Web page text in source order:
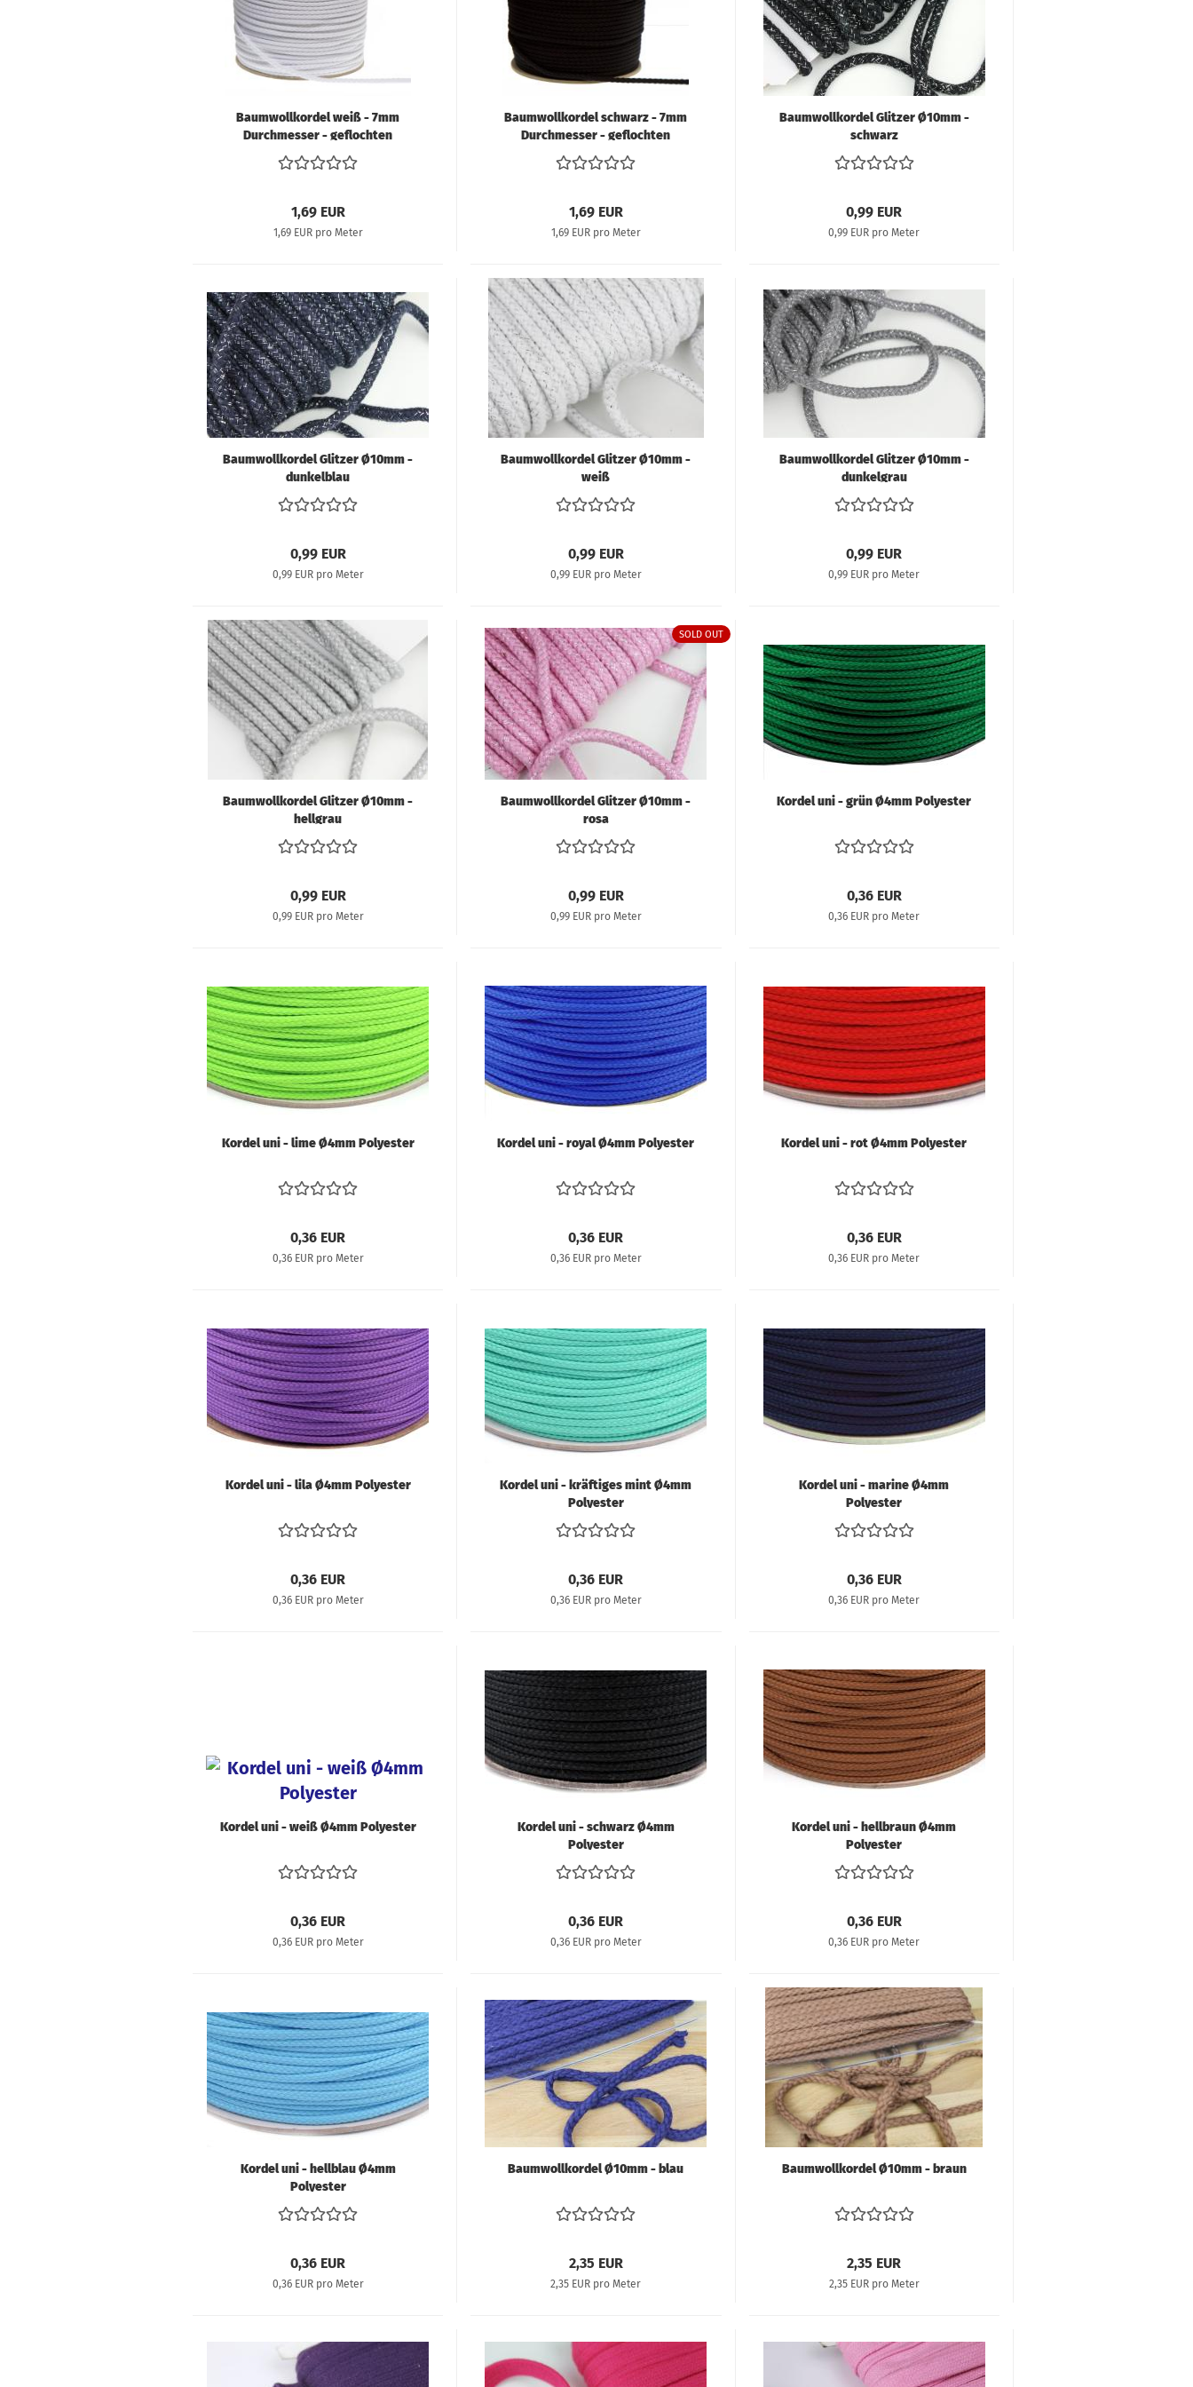
Strickstoffe & Walk
Tüll
Kunstleder &
Volumenvlies und
SnapPap & Co.
Schnittmuster für
Erwachsene
Schnittmuster für
Baumwollkordel weiß - 7mm
Durchmesser - geflochten
1,69 EUR
1,69 EUR pro Meter
Baumwollkordel schwarz - 7mm
Durchmesser - geflochten
1,69 EUR
1,69 EUR pro Meter
Baumwollkordel Glitzer Ø10mm -
schwarz
0,99 EUR
0,99 EUR pro Meter
Baumwollkordel Glitzer Ø10mm -
dunkelblau
0,99 EUR
0,99 EUR pro Meter
Baumwollkordel Glitzer Ø10mm -
weiß
0,99 EUR
0,99 EUR pro Meter
Baumwollkordel Glitzer Ø10mm -
dunkelgrau
0,99 EUR
0,99 EUR pro Meter
Baumwollkordel Glitzer Ø10mm -
hellgrau
0,99 EUR
0,99 EUR pro Meter
SOLD OUT
Baumwollkordel Glitzer Ø10mm -
rosa
0,99 EUR
0,99 EUR pro Meter
Kordel uni - grün Ø4mm Polyester
0,36 EUR
0,36 EUR pro Meter
Kordel uni - lime Ø4mm Polyester
0,36 EUR
0,36 EUR pro Meter
Kordel uni - royal Ø4mm Polyester
0,36 EUR
0,36 EUR pro Meter
Kordel uni - rot Ø4mm Polyester
0,36 EUR
0,36 EUR pro Meter
Kordel uni - lila Ø4mm Polyester
0,36 EUR
0,36 EUR pro Meter
Kordel uni - kräftiges mint Ø4mm
Polyester
0,36 EUR
0,36 EUR pro Meter
Kordel uni - marine Ø4mm
Polyester
0,36 EUR
0,36 EUR pro Meter
Kordel uni - weiß Ø4mm Polyester
0,36 EUR
0,36 EUR pro Meter
Kordel uni - schwarz Ø4mm
Polyester
0,36 EUR
0,36 EUR pro Meter
Kordel uni - hellbraun Ø4mm
Polyester
0,36 EUR
0,36 EUR pro Meter
Kordel uni - hellblau Ø4mm
Polyester
0,36 EUR
0,36 EUR pro Meter
Baumwollkordel Ø10mm - blau
2,35 EUR
2,35 EUR pro Meter
Baumwollkordel Ø10mm - braun
2,35 EUR
2,35 EUR pro Meter